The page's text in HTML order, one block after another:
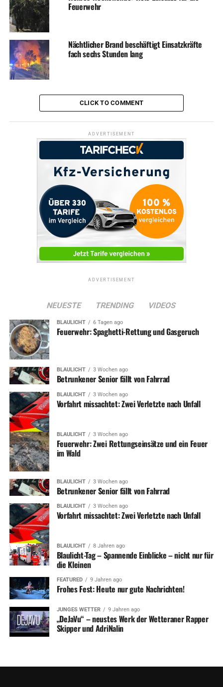
Feuerwehr
Nächtlicher Brand beschäftigt Einsatzkräfte
fach sechs Stunden lang
CLICK TO COMMENT
ADVERTISEMENT
ADVERTISEMENT
NEUESTE TRENDING VIDEOS
BLAULICHT 6 Tagen ago
Feuerwehr: Spaghetti-Rettung und Gasgeruch
BLAULICHT 3 Wochen ago
Betrunkener Senior fällt von Fahrrad
BLAULICHT 3 Wochen ago
Vorfahrt missachtet: Zwei Verletzte nach Unfall
BLAULICHT 3 Wochen ago
Feuerwehr: Zwei Rettungseinsätze und ein Feuer
im Wald
BLAULICHT 3 Wochen ago
Betrunkener Senior fällt von Fahrrad
BLAULICHT 3 Wochen ago
Vorfahrt missachtet: Zwei Verletzte nach Unfall
BLAULICHT 8 Jahren ago
Blaulicht-Tag – Spannende Einblicke – nicht nur für
die Kleinen
FEATURED 9 Jahren ago
Frohes Fest: Heute nur gute Nachrichten!
JUNGES WETTER 9 Jahren ago
„DeJaVu“ – neustes Werk der Wetteraner Rapper
Skipper und AdriNalin